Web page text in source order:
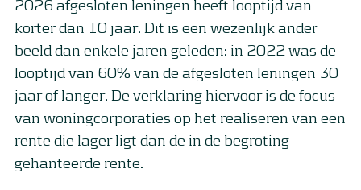
2026 afgesloten leningen heeft looptijd van
korter dan 10 jaar. Dit is een wezenlijk ander
beeld dan enkele jaren geleden: in 2022 was de
looptijd van 60% van de afgesloten leningen 30
jaar of langer. De verklaring hiervoor is de focus
van woningcorporaties op het realiseren van een
rente die lager ligt dan de in de begroting
gehanteerde rente.